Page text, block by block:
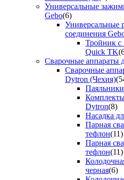
Универсальные
Gebo(6)
Универсальные
соединения
Тройник с
Quick TK
Сварочные аппараты
Сварочные
Dytron (Чехия)
Dytron(8)
Насадка
Парная
тефлон(11)
Парная
тефлон(11)
черная(6)